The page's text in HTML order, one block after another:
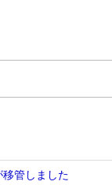
管しました